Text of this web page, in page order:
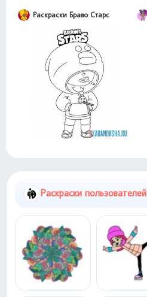
Раскраски Браво Старс
Раскраски пользователей